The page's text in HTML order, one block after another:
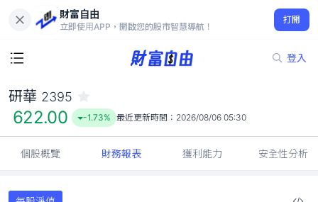
財富自由
立即使用APP，開啟您的股市智慧導航！
打開
登入
622.00
-1.73%
研華 2395
622.00 -1.73% 最近更新時間： 2026/08/06 05:30
個股概覽 財務報表 獲利能力 安全性分析